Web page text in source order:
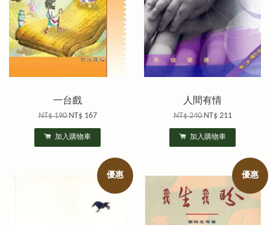
一台戲
NT$ 190NT$ 167
加入購物車
人間有情
NT$ 240NT$ 211
加入購物車
優惠 優惠